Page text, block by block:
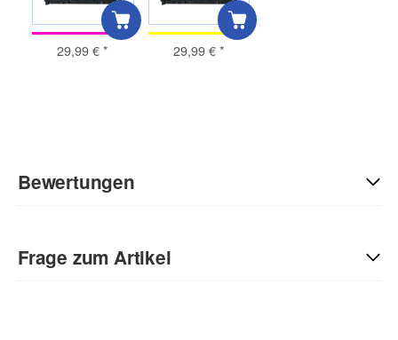
29,99 €* 29,99 €*
Bewertungen
Sie Anderen bei der Kaufentscheidung:
Frage zum Artikel